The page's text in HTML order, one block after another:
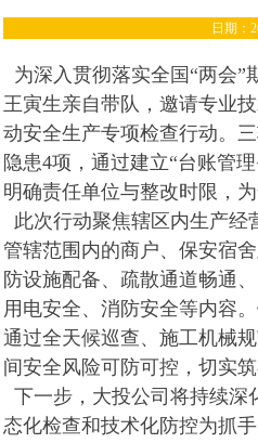
日期：
为深入贯彻落实全国“两会”
王寅生亲自带队，邀请专业
动安全生产专项检查行动。
隐患4项，通过建立“台账管
明确责任单位与整改时限，
此次行动聚焦辖区内生产经
管辖范围内的商户、保安宿
防设施配备、疏散通道畅通
用电安全、消防安全等内容
通过全天候巡查、施工机械
间安全风险可防可控，切实
下一步，大投公司将持续深
态化检查和技术化防控为抓